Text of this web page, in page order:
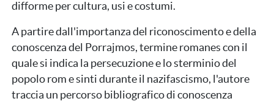
difforme per cultura, usi e costumi.
A partire dall'importanza del riconoscimento e della
conoscenza del Porrajmos, termine romanes con il
quale si indica la persecuzione e lo sterminio del
popolo rom e sinti durante il nazifascismo, l'autore
traccia un percorso bibliografico di conoscenza